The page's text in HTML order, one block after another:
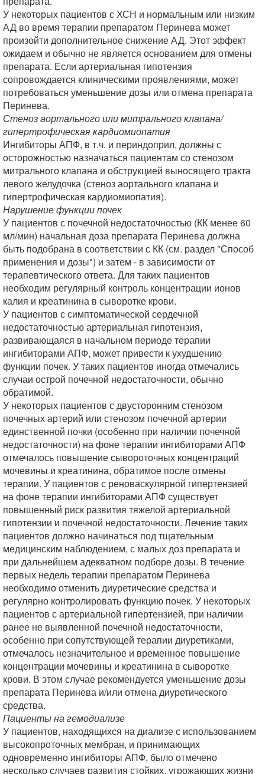
У некоторых пациентов с ХСН и нормальным или низким
АД во время терапии препаратом Перинева может
произойти дополнительное снижение АД. Этот эффект
ожидаем и обычно не является основанием для отмены
препарата. Если артериальная гипотензия
сопровождается клиническими проявлениями, может
потребоваться уменьшение дозы или отмена препарата
Перинева.
Стеноз аортального или митрального клапана/
гипертрофическая кардиомиопатия
Ингибиторы АПФ, в т.ч. и периндоприл, должны с
осторожностью назначаться пациентам со стенозом
митрального клапана и обструкцией выносящего тракта
левого желудочка (стеноз аортального клапана и
гипертрофическая кардиомиопатия).
Нарушение функции почек
У пациентов с почечной недостаточностью (КК менее 60
мл/мин) начальная доза препарата Перинева должна
быть подобрана в соответствии с КК (см. раздел "Способ
применения и дозы") и затем - в зависимости от
терапевтического ответа. Для таких пациентов
необходим регулярный контроль концентрации ионов
калия и креатинина в сыворотке крови.
У пациентов с симптоматической сердечной
недостаточностью артериальная гипотензия,
развивающаяся в начальном периоде терапии
ингибиторами АПФ, может привести к ухудшению
функции почек. У таких пациентов иногда отмечались
случаи острой почечной недостаточности, обычно
обратимой.
У некоторых пациентов с двусторонним стенозом
почечных артерий или стенозом почечной артерии
единственной почки (особенно при наличии почечной
недостаточности) на фоне терапии ингибиторами АПФ
отмечалось повышение сывороточных концентраций
мочевины и креатинина, обратимое после отмены
терапии. У пациентов с реноваскулярной гипертензией
на фоне терапии ингибиторами АПФ существует
повышенный риск развития тяжелой артериальной
гипотензии и почечной недостаточности. Лечение таких
пациентов должно начинаться под тщательным
медицинским наблюдением, с малых доз препарата и
при дальнейшем адекватном подборе дозы. В течение
первых недель терапии препаратом Перинева
необходимо отменить диуретические средства и
регулярно контролировать функцию почек. У некоторых
пациентов с артериальной гипертензией, при наличии
ранее не выявленной почечной недостаточности,
особенно при сопутствующей терапии диуретиками,
отмечалось незначительное и временное повышение
концентрации мочевины и креатинина в сыворотке
крови. В этом случае рекомендуется уменьшение дозы
препарата Перинева и/или отмена диуретического
средства.
Пациенты на гемодиализе
У пациентов, находящихся на диализе с использованием
высокопроточных мембран, и принимающих
одновременно ингибиторы АПФ, было отмечено
несколько случаев развития стойких, угрожающих жизни